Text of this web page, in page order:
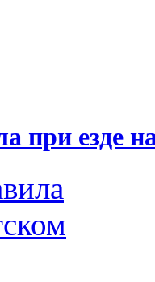
при езде